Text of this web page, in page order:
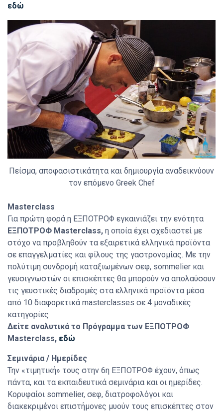
εδώ
Πείσμα, αποφασιστικάτητα και δημιουργία αναδεικνύουν
τον επόμενο Greek Chef
Masterclass
Για πρώτη φορά η ΕΞΠΟΤΡΟΦ εγκαινιάζει την ενότητα
ΕΞΠΟΤΡΟΦ Masterclass, η οποία έχει σχεδιαστεί με
στόχο να προβληθούν τα εξαιρετικά ελληνικά προϊόντα
σε επαγγελματίες και φίλους της γαστρονομίας. Με την
πολύτιμη συνδρομή καταξιωμένων σεφ, sommelier και
γευσιγνωστών οι επισκέπτες θα μπορούν να απολαύσουν
τις γευστικές διαδρομές στα ελληνικά προϊόντα μέσα
από 10 διαφορετικά masterclasses σε 4 μοναδικές
κατηγορίες
Δείτε αναλυτικά το Πρόγραμμα των ΕΞΠΟΤΡΟΦ
Masterclass, εδώ
Σεμινάρια / Ημερίδες
Την «τιμητική» τους στην 6η ΕΞΠΟΤΡΟΦ έχουν, όπως
πάντα, και τα εκπαιδευτικά σεμινάρια και οι ημερίδες.
Κορυφαίοι sommelier, σεφ, διατροφολόγοι και
διακεκριμένοι επιστήμονες μυούν τους επισκέπτες στον